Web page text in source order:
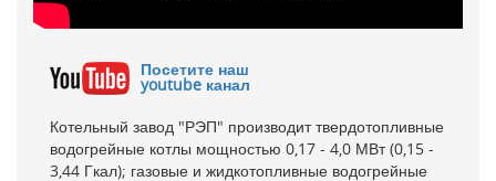
Посетите наш
youtube канал
Котельный завод "РЭП" производит твердотопливные
водогрейные котлы мощностью 0,17 - 4,0 МВт (0,15 -
3,44 Гкал); газовые и жидкотопливные водогрейные